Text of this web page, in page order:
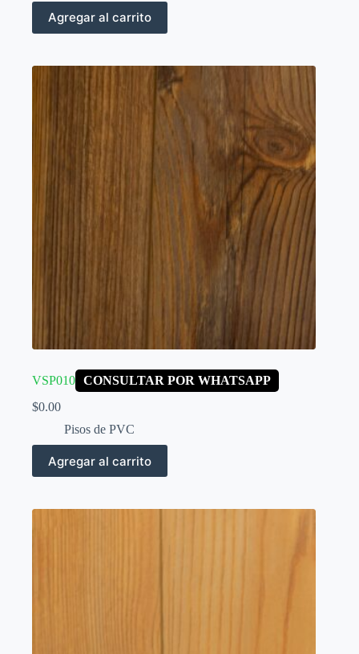
Agregar al carrito
VSP010 CONSULTAR POR WHATSAPP
$0.00
Pisos de PVC
Agregar al carrito